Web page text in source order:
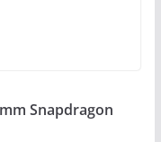
Snapdragon